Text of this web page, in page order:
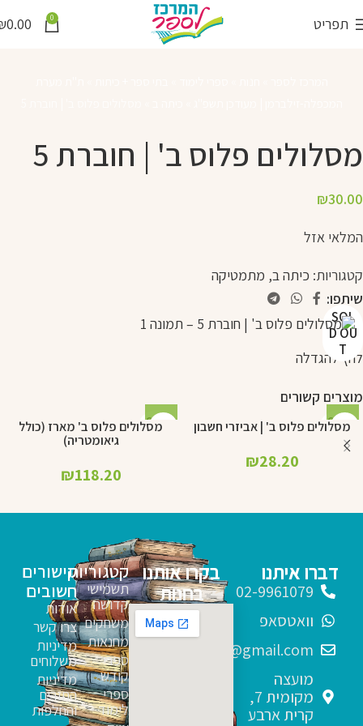
תפריט 0
0.00
מסלולים פלוס ב' | חוברת 5
₪30.00
המלאי אזל
קטגוריות: כיתה ב, מתמטיקה
שיתפו:
SOL
D OU
T
לחץ להגדלה
מוצרים קשורים
SOL
D OU
מסלולים פלוס ב' | אביזרי חשבון
₪28.20
SOL
מסלולים פלוס ב' מארז (כולל
גיאומטריה)
₪118.20
קטגוריות
תשמישי
קדושה
משחקים
מחנאות
ספרי
קודש
ספרי
לימוד
קישורים
חשובים
אודות
צרו קשר
מדיניות
משלוחים
מדיניות
החזרים
והחלפות
דברו איתנו
02-9961079
וואטסאפ
sfarim.k4@gmail.com
מועצה
מקומית 7,
קרית ארבע
בקרו אותנו
בחנות